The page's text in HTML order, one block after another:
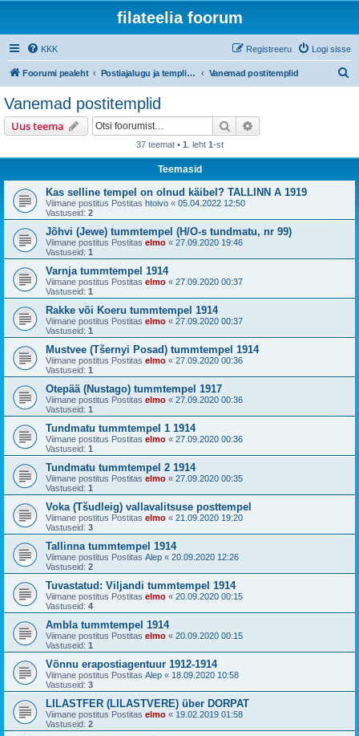
filateelia foorum
KKK Logi sisse
Registreeru
Foorumi pealeht Postiajalugu ja templijäljendite kogumine Vanemad postitemplid
Vanemad postitemplid
Uus teema Otsi
37 teemat • 1 . leht 1-st
Teemasid
Kas selline tempel on olnud käibel? TALLINN A 1919
Viimane postitus Postitas htoivo « 05.04.2022 12:50
Vastuseid: 2
Jõhvi (Jewe) tummtempel (H/O-s tundmatu, nr 99)
Viimane postitus Postitas elmo « 27.09.2020 19:46
Vastuseid: 1
Varnja tummtempel 1914
Viimane postitus Postitas elmo « 27.09.2020 00:37
Vastuseid: 1
Rakke või Koeru tummtempel 1914
Viimane postitus Postitas elmo « 27.09.2020 00:37
Vastuseid: 1
Mustvee (Tšernyi Posad) tummtempel 1914
Viimane postitus Postitas elmo « 27.09.2020 00:36
Vastuseid: 1
Otepää (Nustago) tummtempel 1917
Viimane postitus Postitas elmo « 27.09.2020 00:36
Vastuseid: 1
Tundmatu tummtempel 1 1914
Viimane postitus Postitas elmo « 27.09.2020 00:36
Vastuseid: 1
Tundmatu tummtempel 2 1914
Viimane postitus Postitas elmo « 27.09.2020 00:35
Vastuseid: 1
Voka (Tšudleig) vallavalitsuse posttempel
Viimane postitus Postitas elmo « 21.09.2020 19:20
Vastuseid: 3
Tallinna tummtempel 1914
Viimane postitus Postitas Alep « 20.09.2020 12:26
Vastuseid: 2
Tuvastatud: Viljandi tummtempel 1914
Viimane postitus Postitas elmo « 20.09.2020 00:15
Vastuseid: 4
Ambla tummtempel 1914
Viimane postitus Postitas elmo « 20.09.2020 00:15
Vastuseid: 1
Võnnu erapostiagentuur 1912-1914
Viimane postitus Postitas Alep « 18.09.2020 10:58
Vastuseid: 3
LILASTFER (LILASTVERE) über DORPAT
Viimane postitus Postitas elmo « 19.02.2019 01:58
Vastuseid: 2